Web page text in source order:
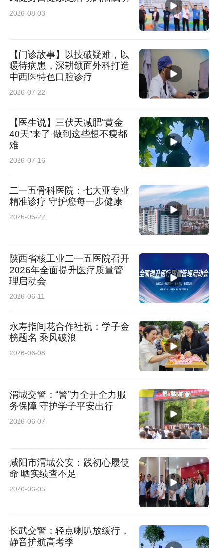
2026-08-03
【门诊故事】以技破疑难，以
暖待病患，深耕颌面外科打造
中西医特色口腔诊疗
2026-07-22
【医生说】三伏天减肥“黄金
40天”来了 做到这些想不瘦都
难
2026-07-16
二一五骨科医院：七大亚专业
精准诊疗 守护您每一步健康
2026-06-22
陕西省核工业二一五医院召开
2026年全面提升医疗质量管
理启动会
2026-06-11
永寿指间花合作社祝：学子金
榜题名 乘风破浪
2026-06-08
渭城交警：“警”力全开全力服
务保障 守护学子平安出行
2026-06-07
咸阳市渭城公安：践初心履使
命 晒实绩查不足
2026-06-05
长武交警：轻点喇叭放缓行，
静音护航高考季